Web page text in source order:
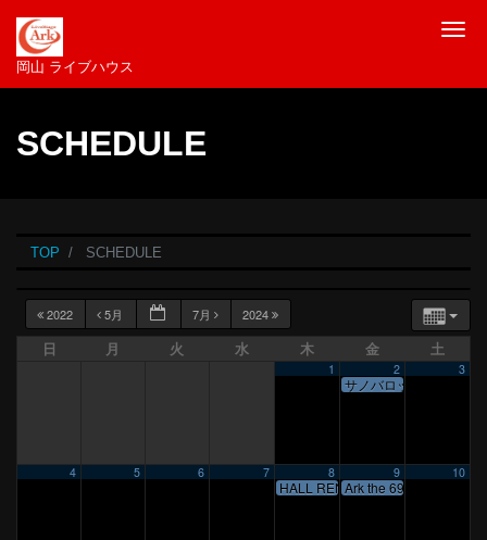
岡山 ライブハウス
SCHEDULE
TOP SCHEDULE
2022 5月 7月 2024
日 月 火 水 木 金 土
1 2
サノバロック公演
3
4 5 6 7 8
HALL RENTAL（仮）
9
Ark the 69 Festival
10